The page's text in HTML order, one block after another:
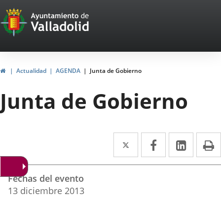
Portal
Web
del
Ayuntamiento
de
Valladolid
HomeActualidad AGENDA Junta de Gobierno
Junta de Gobierno
Twitter
Enlace
a
Facebook
Enlace
a
Enlace
a
Datos
del
evento
Fechas del evento
13 diciembre 2013